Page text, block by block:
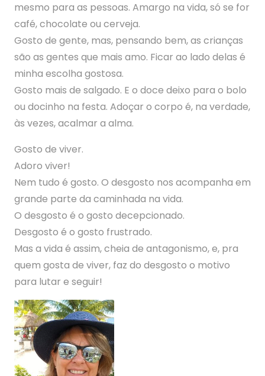
mesmo para as pessoas. Amargo na vida, só se for
café, chocolate ou cerveja.
Gosto de gente, mas, pensando bem, as crianças
são as gentes que mais amo. Ficar ao lado delas é
minha escolha gostosa.
Gosto mais de salgado. E o doce deixo para o bolo
ou docinho na festa. Adoçar o corpo é, na verdade,
às vezes, acalmar a alma.
Gosto de viver.
Adoro viver!
Nem tudo é gosto. O desgosto nos acompanha em
grande parte da caminhada na vida.
O desgosto é o gosto decepcionado.
Desgosto é o gosto frustrado.
Mas a vida é assim, cheia de antagonismo, e, pra
quem gosta de viver, faz do desgosto o motivo
para lutar e seguir!